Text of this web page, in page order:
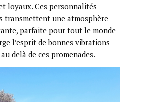
loyaux. Ces personnalités
transmettent une atmosphère
parfaite pour tout le monde
l’esprit de bonnes vibrations
delà de ces promenades.